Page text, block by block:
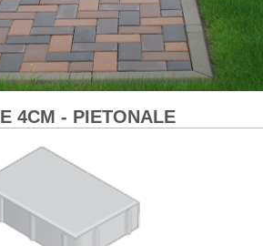
4CM - PIETONALE